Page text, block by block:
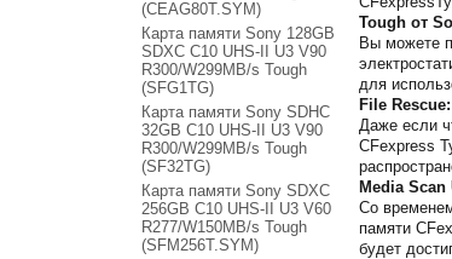
Tough от
Вы можете
для
File
Даже если
CFexpress
Media
Со
памяти
будет
(CEAG80T.SYM)
Карта памяти Sony 128GB
SDXC C10 UHS-II U3 V90
R300/W299MB/s Tough
(SFG1TG)
Карта памяти Sony SDHC
32GB C10 UHS-II U3 ​​V90
R300/W299MB/s Tough
(SF32TG)
Карта памяти Sony SDXC
256GB C10 UHS-II U3 ​​V60
R277/W150MB/s Tough
(SFM256T.SYM)